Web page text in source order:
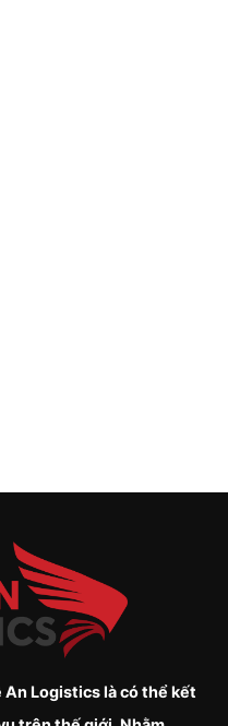
An Logistics là có thể kết